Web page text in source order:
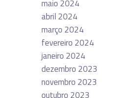
maio 2024
abril 2024
março 2024
fevereiro 2024
janeiro 2024
dezembro 2023
novembro 2023
outubro 2023